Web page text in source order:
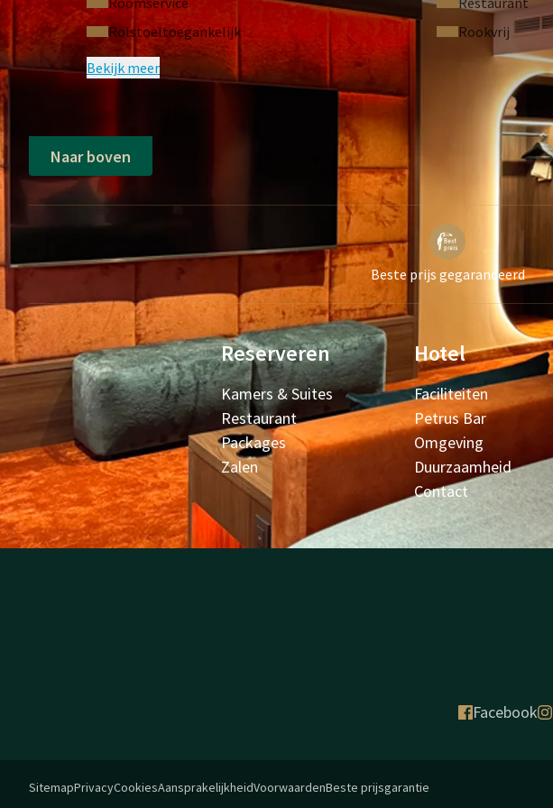
Rolstoeltoegankelijk
Rookvrij
Bekijk meer
Naar boven
Beste prijs gegarandeerd
Reserveren
Kamers & Suites
Restaurant
Packages
Zalen
Hotel
Faciliteiten
Petrus Bar
Omgeving
Duurzaamheid
Contact
Facebook
SitemapPrivacyCookiesAansprakelijkheidVoorwaardenBeste prijsgarantie